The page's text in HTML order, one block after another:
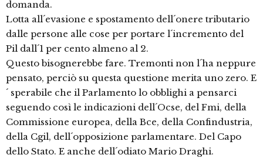
domanda.
Lotta all´evasione e spostamento dell´onere tributario
dalle persone alle cose per portare l´incremento del
Pil dall´1 per cento almeno al 2.
Questo bisognerebbe fare. Tremonti non l´ha neppure
pensato, perciò su questa questione merita uno zero. E
´ sperabile che il Parlamento lo obblighi a pensarci
seguendo così le indicazioni dell´Ocse, del Fmi, della
Commissione europea, della Bce, della Confindustria,
della Cgil, dell´opposizione parlamentare. Del Capo
dello Stato. E anche dell´odiato Mario Draghi.